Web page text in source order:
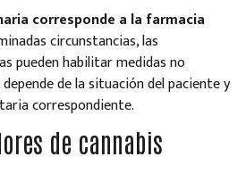
corresponde a la farmacia
circunstancias, las
pueden habilitar medidas no
de la situación del paciente y
correspondiente.
de cannabis